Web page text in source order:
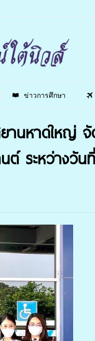
ข่าวการศึกษา
หาดใหญ่ จั
นต์ ระหว่างวั